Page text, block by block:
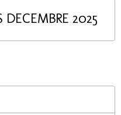
DECEMBRE 2025